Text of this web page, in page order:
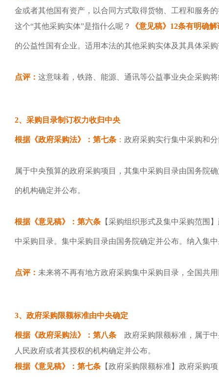
金或者其他国有资产，以合同方式取得货物、工程和服务
这个“其他采购实体”是指什么呢？
《意见稿》12条有明确解
的公益性国有企业。适用本法的其他采购实体及其具体采
点评： 这意味着，铁路、能源、通讯等公益事业央企采购
2、采购目录制订权力收归中央
根据《政府采购法》：第七条 ： 政府采购实行集中采购和
属于中央预算的政府采购项目，其集中采购目录由国务院
的机构确定并公布。
根据《意见稿》：第六条 【采购组织形式及集中采购范围
中采购目录。集中采购目录由国务院确定并公布。纳入集
点评： 未来将不再有地方政府采购集中采购目录，全国共
3、政府采购限额标准由中央确定
根据《政府采购法》：第八条
政府采购限额标准，属于
人民政府或者其授权的机构确定并公布。
根据《意见稿》：第七条 【政府采购限额标准】政府采购